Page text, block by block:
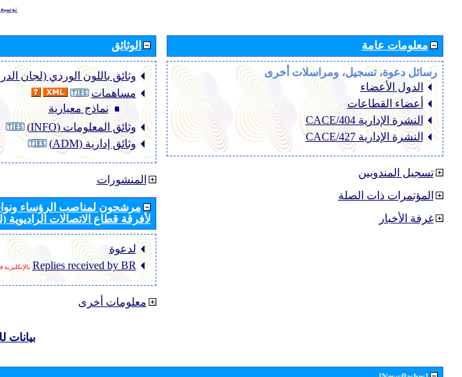
توسيع
الوثائق
وثائق باللون الوردي (لجان
مساهمات
نماذج معيارية
وثائق المعلومات (INFO)
وثائق إدارية (ADM)
المنشورات
مرشحون لمناصب الرؤساء
لأفرقة قطاع الاتصالات
لدعوة
Replies received by BR
معلومات أخرى
معلومات عامة
رسائل دعوة، تسجيل، ومراسلات أخرى
الدول الأعضاء
أعضاء القطاعات
النشرة الإدارية CACE/404
النشرة الإدارية CACE/427
تسجيل المندوبين
المؤتمرات ذات الصلة
غرفة الأخبار
بيانات